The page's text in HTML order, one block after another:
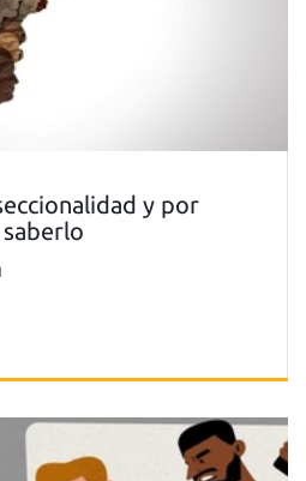
y por